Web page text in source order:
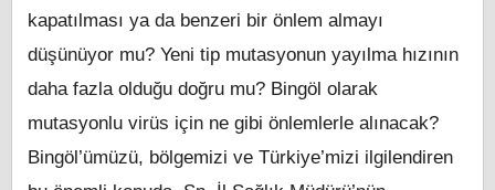
kapatılması ya da benzeri bir önlem almayı
düşünüyor mu? Yeni tip mutasyonun yayılma hızının
daha fazla olduğu doğru mu? Bingöl olarak
mutasyonlu virüs için ne gibi önlemlerle alınacak?
Bingöl’ümüzü, bölgemizi ve Türkiye’mizi ilgilendiren